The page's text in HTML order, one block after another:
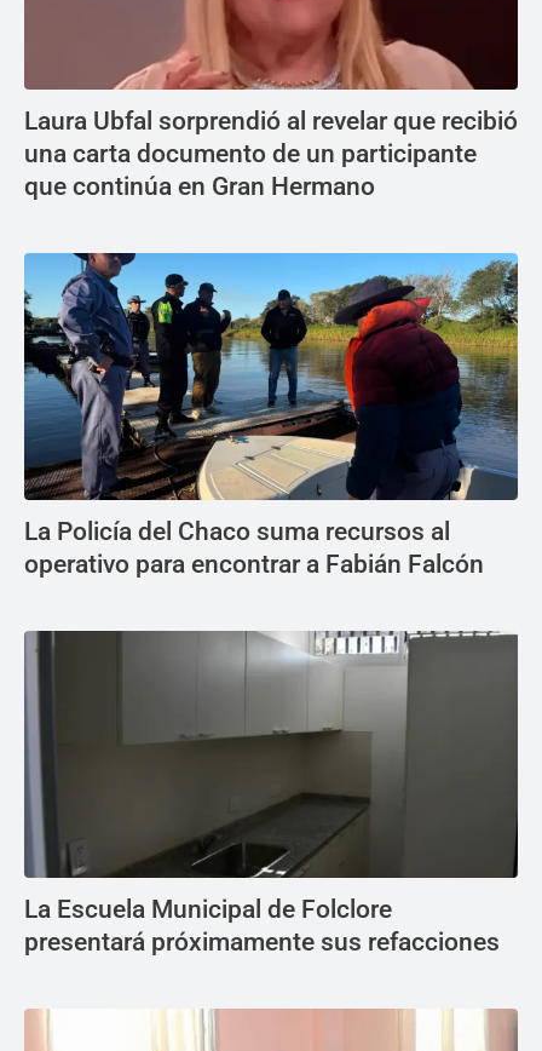
Laura Ubfal sorprendió al revelar que recibió
una carta documento de un participante
que continúa en Gran Hermano
La Policía del Chaco suma recursos al
operativo para encontrar a Fabián Falcón
La Escuela Municipal de Folclore
presentará próximamente sus refacciones